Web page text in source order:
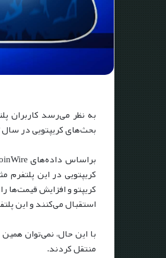
بحث‌های کریپتویی در سال ۲۰۲۳ مثبت بوده است.
کریپتویی در این
کریپتو و افزایش قیمت‌ها
استقبال می‌کنند و این
منتقل کردند.